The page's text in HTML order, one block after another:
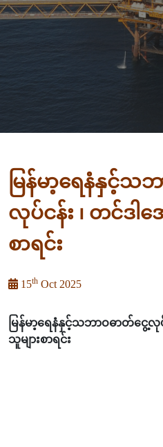
မြန်မာ့ရေနံနှင့်သ
လုပ်ငန်း ၊ တင်ဒါအ
စာရင်း
15th Oct 2025
မြန်မာ့ရေနံနှင့်သဘာဝဓာတ်ငွေ့လုပ်
သူများစာရင်း